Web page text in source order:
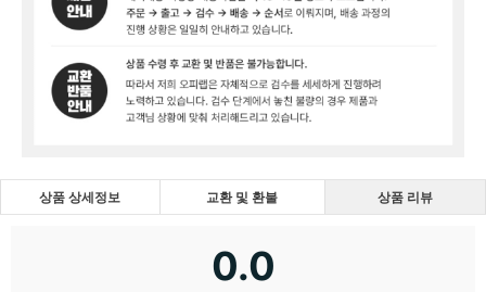
상품 상세정보 교환 및 환불 상품 리뷰
0.0